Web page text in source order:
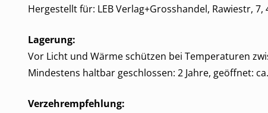
Hergestellt für: LEB Verlag+Grosshandel, Rawiestr,
Lagerung:
Vor Licht und Wärme schützen bei Temperaturen
Mindestens haltbar geschlossen: 2 Jahre, geöffnet:
Verzehrempfehlung: